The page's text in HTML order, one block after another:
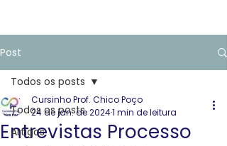
Post
Todos os posts
Artigos
Todos os posts
Entrevistas Processo
Cursinho Prof. Chico Poço
24 de jan. de 20241 min de leitura